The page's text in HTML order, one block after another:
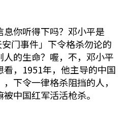
你听得下吗？邓小平是
门事件」下令格杀勿论的
的生命？喔，不，邓小平
，1951年，他主导的中国
下令一律格杀阻挡的人，
中国红军活活枪杀。